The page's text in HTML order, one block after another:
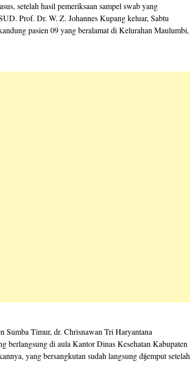
setelah hasil pemeriksaan sampel swab yang
Prof. Dr. W. Z. Johannes Kupang keluar, Sabtu
pasien 09 yang beralamat di Kelurahan Maulumbi,
Sumba Timur, dr. Chrisnawan Tri Haryantana
berlangsung di aula Kantor Dinas Kesehatan Kabupaten
yang bersangkutan sudah langsung dijemput setelah